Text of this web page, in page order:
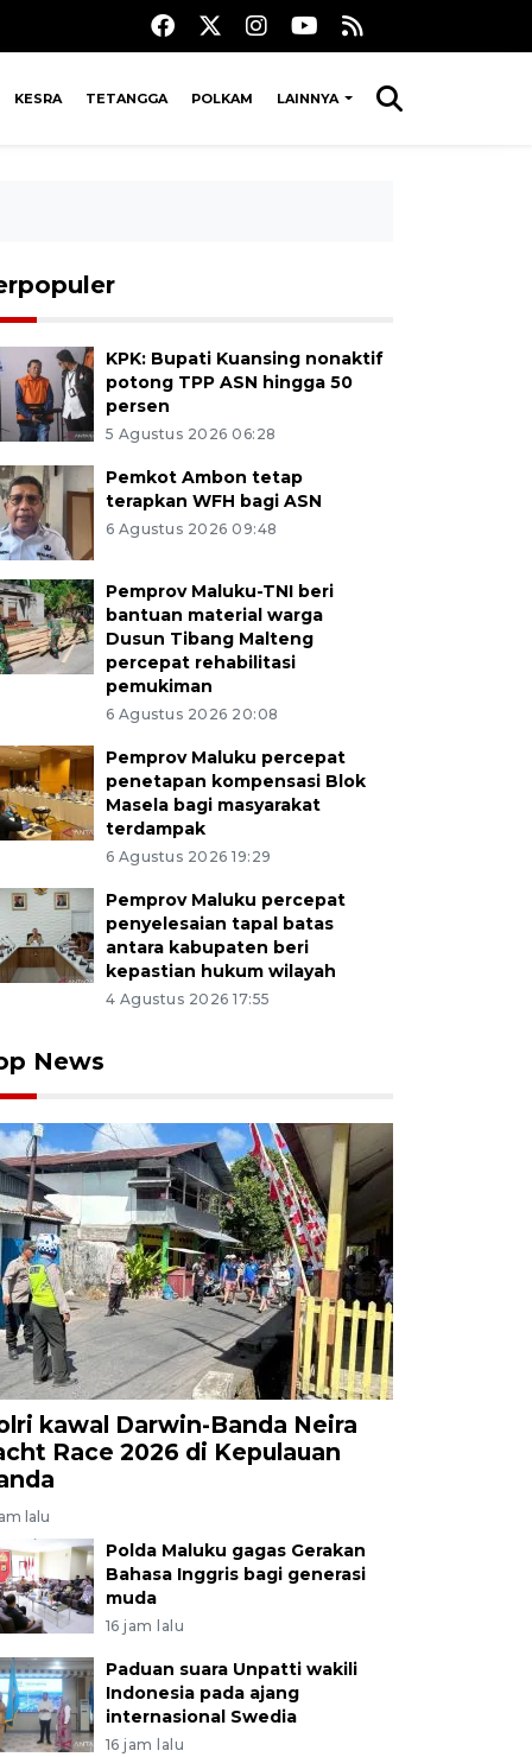
KESRA TETANGGA POLKAM LAINNYA
KPK: Bupati Kuansing nonaktif
potong TPP ASN hingga 50
persen
5 Agustus 2026 06:28
Pemkot Ambon tetap
terapkan WFH bagi ASN
6 Agustus 2026 09:48
Pemprov Maluku-TNI beri
bantuan material warga
Dusun Tibang Malteng
percepat rehabilitasi
pemukiman
6 Agustus 2026 20:08
Pemprov Maluku percepat
penetapan kompensasi Blok
Masela bagi masyarakat
terdampak
6 Agustus 2026 19:29
Pemprov Maluku percepat
penyelesaian tapal batas
antara kabupaten beri
kepastian hukum wilayah
4 Agustus 2026 17:55
News
kawal Darwin-Banda Neira
Race 2026 di Kepulauan
lalu
Polda Maluku gagas Gerakan
Bahasa Inggris bagi generasi
muda
16 jam lalu
Paduan suara Unpatti wakili
Indonesia pada ajang
internasional Swedia
16 jam lalu